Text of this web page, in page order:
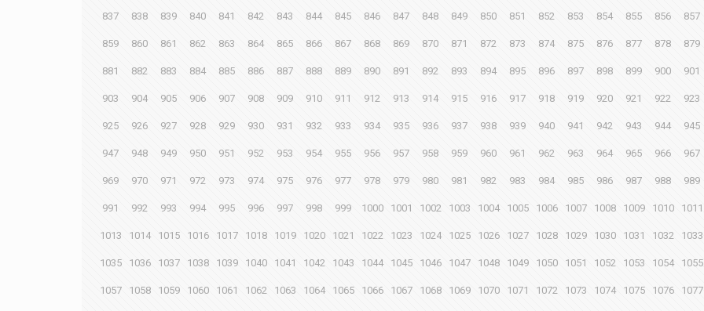
837 838 839 840 841 842 843 844 845 846 847 848 849 850 851 852 853 854 855 856 857
859 860 861 862 863 864 865 866 867 868 869 870 871 872 873 874 875 876 877 878 879
881 882 883 884 885 886 887 888 889 890 891 892 893 894 895 896 897 898 899 900 901
903 904 905 906 907 908 909 910 911 912 913 914 915 916 917 918 919 920 921 922 923
925 926 927 928 929 930 931 932 933 934 935 936 937 938 939 940 941 942 943 944 945
947 948 949 950 951 952 953 954 955 956 957 958 959 960 961 962 963 964 965 966 967
969 970 971 972 973 974 975 976 977 978 979 980 981 982 983 984 985 986 987 988 989
991 992 993 994 995 996 997 998 999 1000 1001 1002 1003 1004 1005 1006 1007 1008 1009 1010 1011
1013 1014 1015 1016 1017 1018 1019 1020 1021 1022 1023 1024 1025 1026 1027 1028 1029 1030 1031 1032 1033
1035 1036 1037 1038 1039 1040 1041 1042 1043 1044 1045 1046 1047 1048 1049 1050 1051 1052 1053 1054 1055
1057 1058 1059 1060 1061 1062 1063 1064 1065 1066 1067 1068 1069 1070 1071 1072 1073 1074 1075 1076 1077